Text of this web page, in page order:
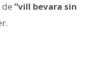
”vill bevara sin